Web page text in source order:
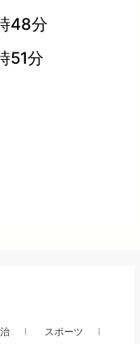
48分
51分
スポーツ